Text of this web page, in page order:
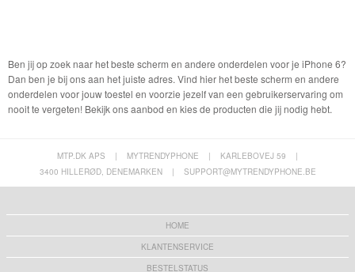
Ben jij op zoek naar het beste scherm en andere onderdelen voor je iPhone 6?
Dan ben je bij ons aan het juiste adres. Vind hier het beste scherm en andere
onderdelen voor jouw toestel en voorzie jezelf van een gebruikerservaring om
nooit te vergeten! Bekijk ons aanbod en kies de producten die jij nodig hebt.
MTP.DK APS | MYTRENDYPHONE | KARLEBOVEJ 59
|
3400 HILLERØD, DENEMARKEN
| SUPPORT@MYTRENDYPHONE.BE
HOME
KLANTENSERVICE
BESTELSTATUS